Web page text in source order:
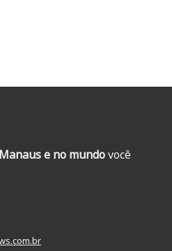
Manaus e no mundovocê